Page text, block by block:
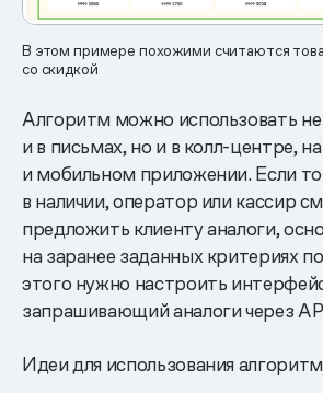
В этом примере похожими считаются
со скидкой
Алгоритм можно использовать не
и в письмах, но и в колл-центре,
и мобильном приложении. Если
в наличии, оператор или кассир
предложить клиенту аналоги,
на заранее заданных критериях
этого нужно настроить
запрашивающий аналоги через
Идеи для использования